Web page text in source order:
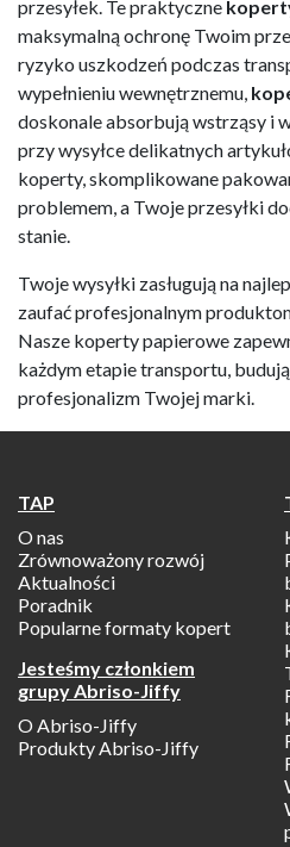
przesyłek. Te praktyczne
maksymalną ochronę Twoim
ryzyko uszkodzeń podczas
wypełnieniu wewnętrznemu,
doskonale absorbują wstrząsy i
przy wysyłce delikatnych
koperty, skomplikowane
problemem, a Twoje przesyłki
stanie.
Twoje wysyłki zasługują na
zaufać profesjonalnym
Nasze koperty papierowe
każdym etapie transportu,
profesjonalizm Twojej marki.
TAP
O nas
Zrównoważony rozwój
Aktualności
Poradnik
Popularne formaty kopert
Jesteśmy członkiem
grupy Abriso-Jiffy
O Abriso-Jiffy
Produkty Abriso-Jiffy